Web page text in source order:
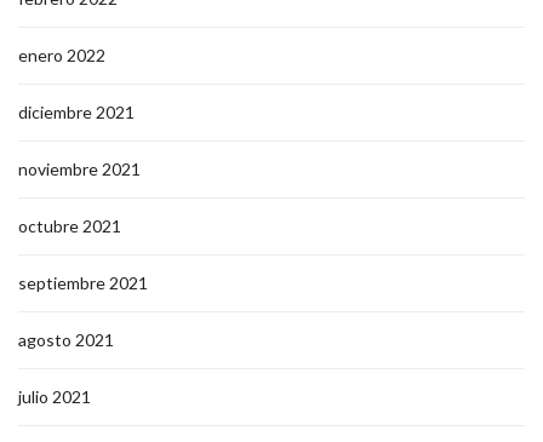
enero 2022
diciembre 2021
noviembre 2021
octubre 2021
septiembre 2021
agosto 2021
julio 2021